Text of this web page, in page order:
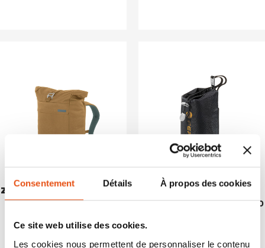
Consentement Détails À propos des cookies
Ce site web utilise des cookies.
Les cookies nous permettent de personnaliser le contenu
ZAINO CONNECT 22
€89,90
FLASK CASE
€19,90